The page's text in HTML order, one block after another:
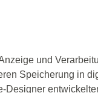
und
Speicherung in
Designer